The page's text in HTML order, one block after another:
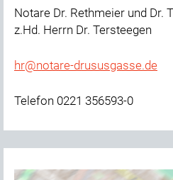
Notare Dr. Rethmeier und Dr.
z.Hd. Herrn Dr. Tersteegen
hr@notare-drususgasse.de
Telefon 0221 356593-0